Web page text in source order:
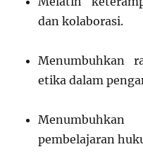
dan kolaborasi.
Menumbuhkan
etika dalam
pembelajaran